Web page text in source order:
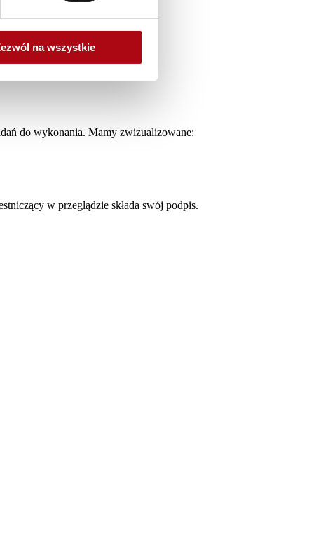
na wszystkie
do wykonania. Mamy zwizualizowane:
w przeglądzie składa swój podpis.